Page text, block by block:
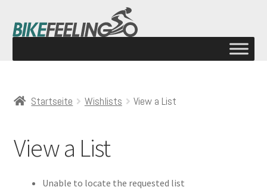
Startseite Wishlists View a List
View a List
Unable to locate the requested list